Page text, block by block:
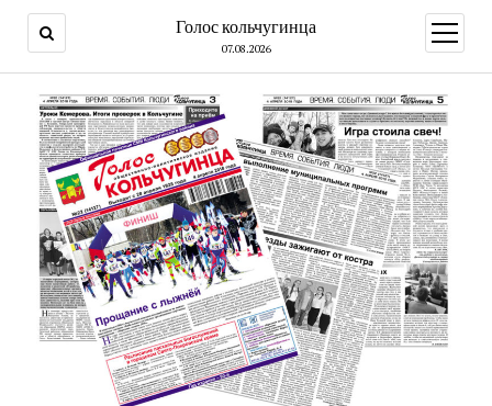
Голос кольчугинца
07.08.2026
меню